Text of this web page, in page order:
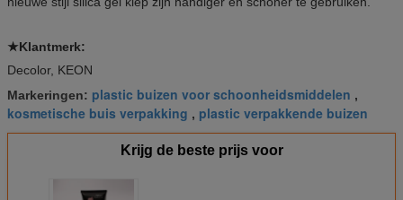
★Klantmerk:
Decolor, KEON
Markeringen: plastic buizen voor schoonheidsmiddelen ,
kosmetische buis verpakking , plastic verpakkende buizen
Krijg de beste prijs voor